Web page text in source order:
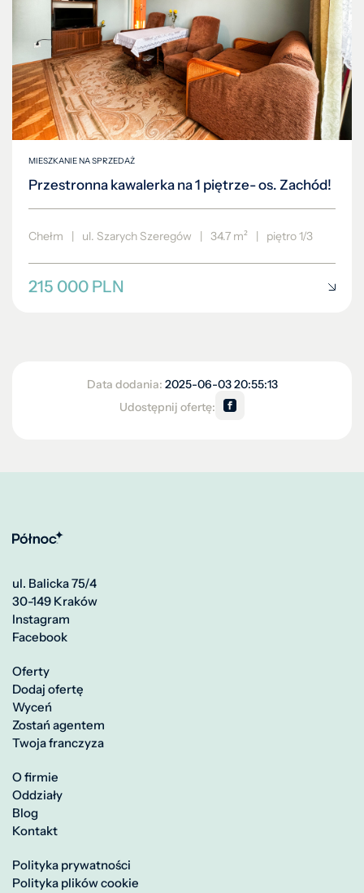
MIESZKANIE NA SPRZEDAŻ
Przestronna kawalerka na 1 piętrze- os. Zachód!
Chełm | ul. Szarych Szeregów | 34.7 m² | piętro 1/3
215 000 PLN
Data dodania: 2025-06-03 20:55:13
Udostępnij ofertę:
ul. Balicka 75/4
30-149 Kraków
Instagram
Facebook
Oferty
Dodaj ofertę
Wyceń
Zostań agentem
Twoja franczyza
O firmie
Oddziały
Blog
Kontakt
Polityka prywatności
Polityka plików cookie